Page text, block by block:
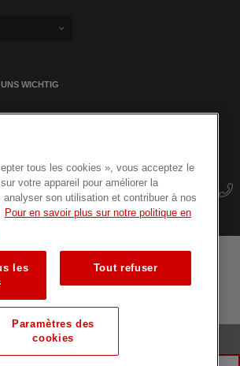
WICHTIG
Seitenübersicht
Fortbildungen für Fachkräfte
© Luxemburger Rotes Kreuz
tous les cookies », vous acceptez le
votre appareil pour améliorer la
son utilisation et contribuer à nos
Pour en savoir plus sur notre politique en
les
Tout refuser
Paramètres des
cookies